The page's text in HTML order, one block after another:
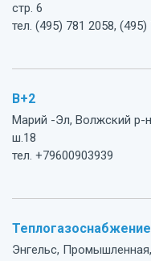
стр. 6
тел. (495) 781 2058, (495)
В+2
Марий -Эл, Волжский р-
ш.18
тел. +79600903939
Теплогазоснабжение
Энгельс,